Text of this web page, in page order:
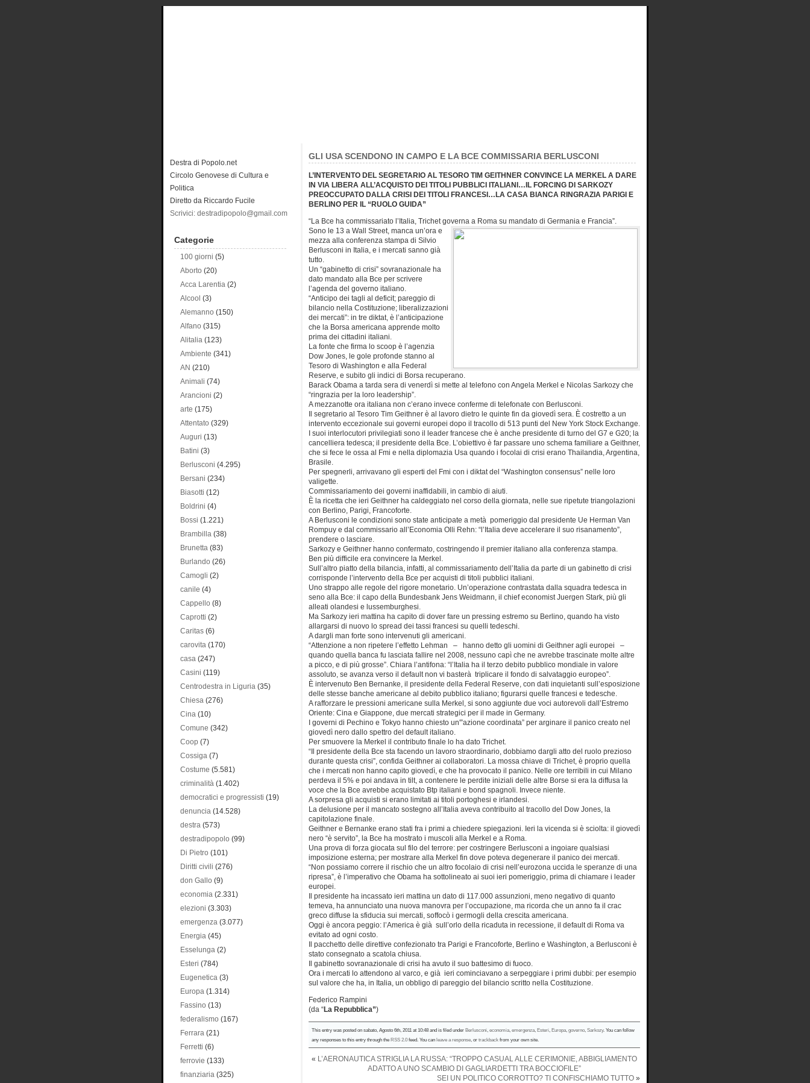
GLI USA SCENDONO IN CAMPO E LA BCE COMMISSARIA BERLUSCONI
L’INTERVENTO DEL SEGRETARIO AL TESORO TIM GEITHNER CONVINCE LA MERKEL A DARE
IN VIA LIBERA ALL’ACQUISTO DEI TITOLI PUBBLICI ITALIANI…IL FORCING DI SARKOZY
PREOCCUPATO DALLA CRISI DEI TITOLI FRANCESI…LA CASA BIANCA RINGRAZIA PARIGI E
BERLINO PER IL “RUOLO GUIDA”
“La Bce ha commissariato l’Italia, Trichet governa a Roma su mandato di Germania e Francia”.
Sono le 13 a Wall Street, manca un’ora e
mezza alla conferenza stampa di Silvio
Berlusconi in Italia, e i mercati sanno già
tutto.
Un “gabinetto di crisi” sovranazionale ha
dato mandato alla Bce per scrivere
l’agenda del governo italiano.
“Anticipo dei tagli al deficit; pareggio di
bilancio nella Costituzione; liberalizzazioni
dei mercati”: in tre diktat, è l’anticipazione
che la Borsa americana apprende molto
prima dei cittadini italiani.
La fonte che firma lo scoop è l’agenzia
Dow Jones, le gole profonde stanno al
Tesoro di Washington e alla Federal
Reserve, e subito gli indici di Borsa recuperano.
Barack Obama a tarda sera di venerdì si mette al telefono con Angela Merkel e Nicolas Sarkozy che
“ringrazia per la loro leadership”.
A mezzanotte ora italiana non c’erano invece conferme di telefonate con Berlusconi.
Il segretario al Tesoro Tim Geithner è al lavoro dietro le quinte fin da giovedì sera. È costretto a un
intervento eccezionale sui governi europei dopo il tracollo di 513 punti del New York Stock Exchange.
I suoi interlocutori privilegiati sono il leader francese che è anche presidente di turno del G7 e G20; la
cancelliera tedesca; il presidente della Bce. L’obiettivo è far passare uno schema familiare a Geithner,
che si fece le ossa al Fmi e nella diplomazia Usa quando i focolai di crisi erano Thailandia, Argentina,
Brasile.
Per spegnerli, arrivavano gli esperti del Fmi con i diktat del “Washington consensus” nelle loro
valigette.
Commissariamento dei governi inaffidabili, in cambio di aiuti.
È la ricetta che ieri Geithner ha caldeggiato nel corso della giornata, nelle sue ripetute triangolazioni
con Berlino, Parigi, Francoforte.
A Berlusconi le condizioni sono state anticipate a metà pomeriggio dal presidente Ue Herman Van
Rompuy e dal commissario all’Economia Olli Rehn: “l’Italia deve accelerare il suo risanamento”,
prendere o lasciare.
Sarkozy e Geithner hanno confermato, costringendo il premier italiano alla conferenza stampa.
Ben più difficile era convincere la Merkel.
Sull’altro piatto della bilancia, infatti, al commissariamento dell’Italia da parte di un gabinetto di crisi
corrisponde l’intervento della Bce per acquisti di titoli pubblici italiani.
Uno strappo alle regole del rigore monetario. Un’operazione contrastata dalla squadra tedesca in
seno alla Bce: il capo della Bundesbank Jens Weidmann, il chief economist Juergen Stark, più gli
alleati olandesi e lussemburghesi.
Ma Sarkozy ieri mattina ha capito di dover fare un pressing estremo su Berlino, quando ha visto
allargarsi di nuovo lo spread dei tassi francesi su quelli tedeschi.
A dargli man forte sono intervenuti gli americani.
“Attenzione a non ripetere l’effetto Lehman – hanno detto gli uomini di Geithner agli europei –
quando quella banca fu lasciata fallire nel 2008, nessuno capì che ne avrebbe trascinate molte altre
a picco, e di più grosse”. Chiara l’antifona: “l’Italia ha il terzo debito pubblico mondiale in valore
assoluto, se avanza verso il default non vi basterà triplicare il fondo di salvataggio europeo”.
È intervenuto Ben Bernanke, il presidente della Federal Reserve, con dati inquietanti sull’esposizione
delle stesse banche americane al debito pubblico italiano; figurarsi quelle francesi e tedesche.
A rafforzare le pressioni americane sulla Merkel, si sono aggiunte due voci autorevoli dall’Estremo
Oriente: Cina e Giappone, due mercati strategici per il made in Germany.
I governi di Pechino e Tokyo hanno chiesto un'”azione coordinata” per arginare il panico creato nel
giovedì nero dallo spettro del default italiano.
Per smuovere la Merkel il contributo finale lo ha dato Trichet.
“Il presidente della Bce sta facendo un lavoro straordinario, dobbiamo dargli atto del ruolo prezioso
durante questa crisi”, confida Geithner ai collaboratori. La mossa chiave di Trichet, è proprio quella
che i mercati non hanno capito giovedì, e che ha provocato il panico. Nelle ore terribili in cui Milano
perdeva il 5% e poi andava in tilt, a contenere le perdite iniziali delle altre Borse si era la diffusa la
voce che la Bce avrebbe acquistato Btp italiani e bond spagnoli. Invece niente.
A sorpresa gli acquisti si erano limitati ai titoli portoghesi e irlandesi.
La delusione per il mancato sostegno all’Italia aveva contribuito al tracollo del Dow Jones, la
capitolazione finale.
Geithner e Bernanke erano stati fra i primi a chiedere spiegazioni. Ieri la vicenda si è sciolta: il giovedì
nero “è servito”, la Bce ha mostrato i muscoli alla Merkel e a Roma.
Una prova di forza giocata sul filo del terrore: per costringere Berlusconi a ingoiare qualsiasi
imposizione esterna; per mostrare alla Merkel fin dove poteva degenerare il panico dei mercati.
“Non possiamo correre il rischio che un altro focolaio di crisi nell’eurozona uccida le speranze di una
ripresa”, è l’imperativo che Obama ha sottolineato ai suoi ieri pomeriggio, prima di chiamare i leader
europei.
Il presidente ha incassato ieri mattina un dato di 117.000 assunzioni, meno negativo di quanto
temeva, ha annunciato una nuova manovra per l’occupazione, ma ricorda che un anno fa il crac
greco diffuse la sfiducia sui mercati, soffocò i germogli della crescita americana.
Oggi è ancora peggio: l’America è già sull’orlo della ricaduta in recessione, il default di Roma va
evitato ad ogni costo.
Il pacchetto delle direttive confezionato tra Parigi e Francoforte, Berlino e Washington, a Berlusconi è
stato consegnato a scatola chiusa.
Il gabinetto sovranazionale di crisi ha avuto il suo battesimo di fuoco.
Ora i mercati lo attendono al varco, e già ieri cominciavano a serpeggiare i primi dubbi: per esempio
sul valore che ha, in Italia, un obbligo di pareggio del bilancio scritto nella Costituzione.
Federico Rampini
(da “La Repubblica”)
This entry was posted on sabato, Agosto 6th, 2011 at 10:48 and is filed under Berlusconi economia emergenza Esteri Europa governo Sarkozy. You can follow
any responses to this entry through the RSS 2.0 feed. You can leave a response , or trackback from your own site.
« L’AERONAUTICA STRIGLIA LA RUSSA: “TROPPO CASUAL ALLE CERIMONIE, ABBIGLIAMENTO
ADATTO A UNO SCAMBIO DI GAGLIARDETTI TRA BOCCIOFILE”
SEI UN POLITICO CORROTTO? TI CONFISCHIAMO TUTTO »
Destra di Popolo.net
Circolo Genovese di Cultura e
Politica
Diretto da Riccardo Fucile
Scrivici: destradipopolo@gmail.com
Categorie
100 giorni (5)
Aborto (20)
Acca Larentia (2)
Alcool (3)
Alemanno (150)
Alfano (315)
Alitalia (123)
Ambiente (341)
AN (210)
Animali (74)
Arancioni (2)
arte (175)
Attentato (329)
Auguri (13)
Batini (3)
Berlusconi (4.295)
Bersani (234)
Biasotti (12)
Boldrini (4)
Bossi (1.221)
Brambilla (38)
Brunetta (83)
Burlando (26)
Camogli (2)
canile (4)
Cappello (8)
Caprotti (2)
Caritas (6)
carovita (170)
casa (247)
Casini (119)
Centrodestra in Liguria (35)
Chiesa (276)
Cina (10)
Comune (342)
Coop (7)
Cossiga (7)
Costume (5.581)
criminalità (1.402)
democratici e progressisti (19)
denuncia (14.528)
destra (573)
destradipopolo (99)
Di Pietro (101)
Diritti civili (276)
don Gallo (9)
economia (2.331)
elezioni (3.303)
emergenza (3.077)
Energia (45)
Esselunga (2)
Esteri (784)
Eugenetica (3)
Europa (1.314)
Fassino (13)
federalismo (167)
Ferrara (21)
Ferretti (6)
ferrovie (133)
finanziaria (325)